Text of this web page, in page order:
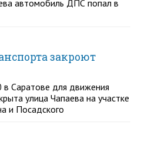
автомобиль ДПС попал в
закроют
в Саратове для движения
улица Чапаева на участке
и Посадского